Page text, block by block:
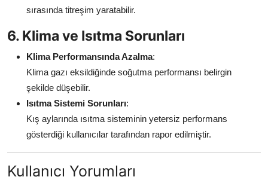
sırasında titreşim yaratabilir.
6. Klima ve Isıtma Sorunları
Klima Performansında Azalma:
Klima gazı eksildiğinde soğutma performansı belirgin
şekilde düşebilir.
Isıtma Sistemi Sorunları:
Kış aylarında ısıtma sisteminin yetersiz performans
gösterdiği kullanıcılar tarafından rapor edilmiştir.
Kullanıcı Yorumları